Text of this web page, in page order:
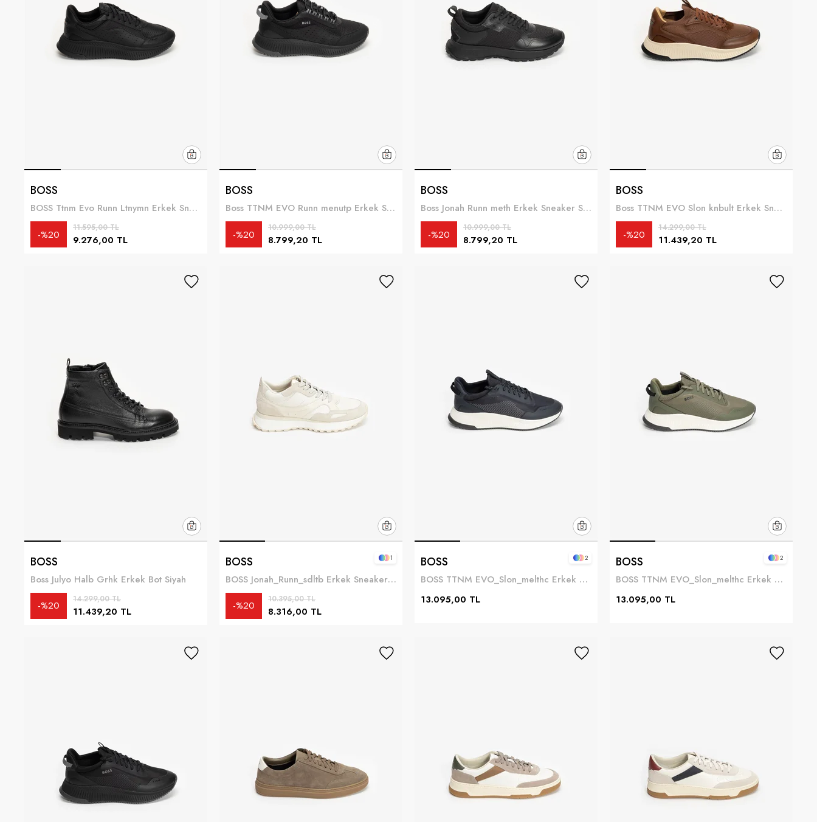
BOSS
BOSS Ttnm Evo Runn Ltnymn Erkek Sneaker Siyah
9.276,00 TL
11.595,00 TL
%20
BOSS
Boss TTNM EVO Runn menutp Erkek Sneaker Siyah
8.799,20 TL
10.999,00 TL
%20
BOSS
Boss Jonah Runn meth Erkek Sneaker Siyah
8.799,20 TL
10.999,00 TL
%20
BOSS
Boss TTNM EVO Slon knbult Erkek Sneaker Kahverengi
11.439,20 TL
14.299,00 TL
%20
BOSS
Boss Julyo Halb Grhk Erkek Bot Siyah
11.439,20 TL
14.299,00 TL
%20
BOSS
BOSS Jonah_Runn_sdltb Erkek Sneaker Beyaz
8.316,00 TL
10.395,00 TL
%20
1 BOSS
BOSS TTNM EVO_Slon_melthc Erkek Sneaker Mavi
13.095,00 TL
2 BOSS
BOSS TTNM EVO_Slon_melthc Erkek Sneaker Yeşil
13.095,00 TL
2